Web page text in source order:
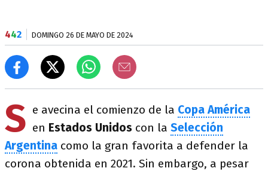
442 DOMINGO 26 DE MAYO DE 2024
S e avecina el comienzo de la Copa América
en Estados Unidos con la Selección
Argentina como la gran favorita a defender la
corona obtenida en 2021. Sin embargo, a pesar